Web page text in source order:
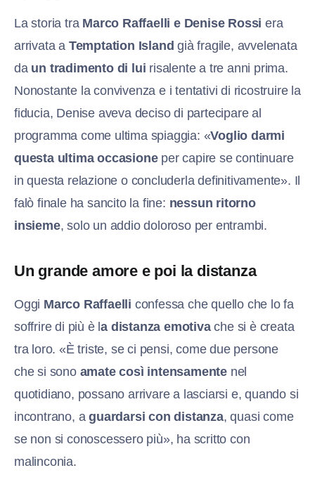
La storia tra Marco Raffaelli e Denise Rossi era
arrivata a Temptation Island già fragile, avvelenata
da un tradimento di lui risalente a tre anni prima.
Nonostante la convivenza e i tentativi di ricostruire la
fiducia, Denise aveva deciso di partecipare al
programma come ultima spiaggia: «Voglio darmi
questa ultima occasioneper capire se continuare
in questa relazione o concluderla definitivamente». Il
falò finale ha sancito la fine: nessun ritorno
insieme, solo un addio doloroso per entrambi.
Un grande amore e poi la distanza
Oggi Marco Raffaelli confessa che quello che lo fa
soffrire di più è la distanza emotivache si è creata
tra loro. «È triste, se ci pensi, come due persone
che si sonoamate così intensamente nel
quotidiano, possano arrivare a lasciarsi e, quando si
incontrano, aguardarsi con distanza, quasi come
se non si conoscessero più», ha scritto con
malinconia.